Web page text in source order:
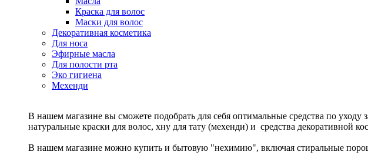
Краска для волос
Маски для волос
Декоративная косметика
Для носа
Эфирные масла
Для полости рта
Эко гигиена
Мехенди
В нашем магазине вы сможете подобрать для себя оптимальные средства по уходу
натуральные краски для волос, хну для тату (мехенди) и средства декоративной
В нашем магазине можно купить и бытовую "нехимию", включая стиральные